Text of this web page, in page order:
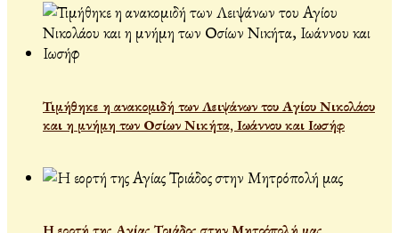
Τιμήθηκε η ανακομιδή των Λειψάνων του Αγίου Νικολάου
και η μνήμη των Οσίων Νικήτα, Ιωάννου και Ιωσήφ